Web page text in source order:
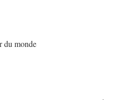
du monde